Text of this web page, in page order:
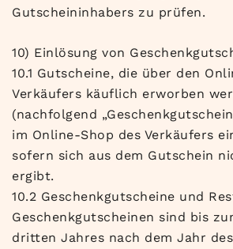
Gutscheininhabers zu prüfen.
10) Einlösung von
10.1 Gutscheine, die über den
Verkäufers käuflich erworben
(nachfolgend
im Online-Shop des Verkäufers
sofern sich aus dem Gutschein
ergibt.
10.2 Geschenkgutscheine und
Geschenkgutscheinen sind bis
dritten Jahres nach dem Jahr